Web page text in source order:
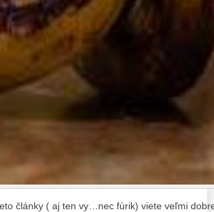
články ( aj ten vy…nec fúrik) viete veľmi